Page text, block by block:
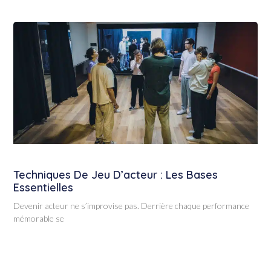
Techniques De Jeu D’acteur : Les Bases
Essentielles
Devenir acteur ne s’improvise pas. Derrière chaque performance
mémorable se